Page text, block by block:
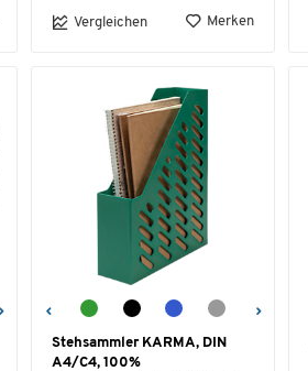
Vergleichen Merken
Stehsammler KARMA, DIN
A4/C4, 100%